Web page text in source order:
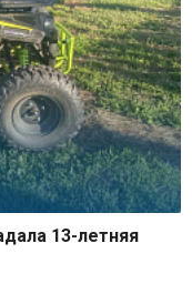
13-летняя